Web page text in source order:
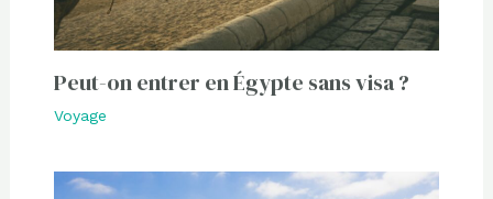
Peut-on entrer en Égypte sans visa ?
Voyage